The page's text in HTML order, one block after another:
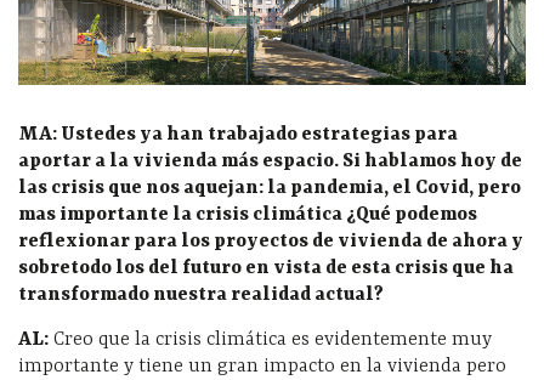
MA: Ustedes ya han trabajado estrategias para
aportar a la vivienda más espacio. Si hablamos hoy de
las crisis que nos aquejan: la pandemia, el Covid, pero
mas importante la crisis climática ¿Qué podemos
reflexionar para los proyectos de vivienda de ahora y
sobretodo los del futuro en vista de esta crisis que ha
transformado nuestra realidad actual?
AL: Creo que la crisis climática es evidentemente muy
importante y tiene un gran impacto en la vivienda pero